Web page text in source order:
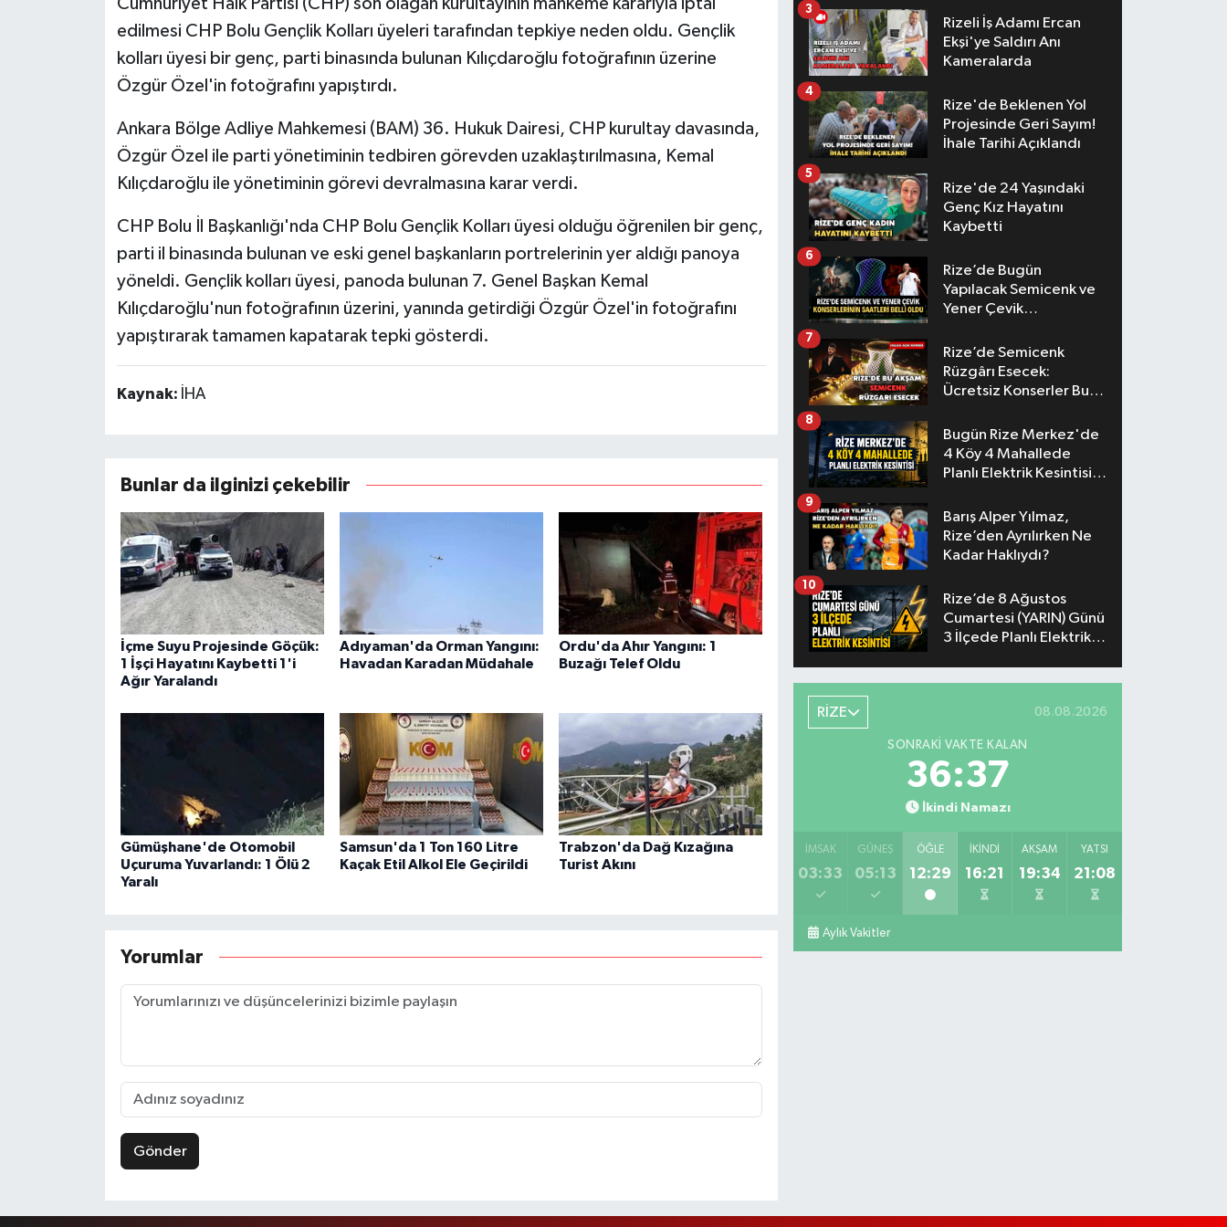
Cumhuriyet Halk Partisi (CHP) son olağan kurultayının mahkeme kararıyla iptal
edilmesi CHP Bolu Gençlik Kolları üyeleri tarafından tepkiye neden oldu. Gençlik
kolları üyesi bir genç, parti binasında bulunan Kılıçdaroğlu fotoğrafının üzerine
Özgür Özel'in fotoğrafını yapıştırdı.
Ankara Bölge Adliye Mahkemesi (BAM) 36. Hukuk Dairesi, CHP kurultay davasında,
Özgür Özel ile parti yönetiminin tedbiren görevden uzaklaştırılmasına, Kemal
Kılıçdaroğlu ile yönetiminin görevi devralmasına karar verdi.
CHP Bolu İl Başkanlığı'nda CHP Bolu Gençlik Kolları üyesi olduğu öğrenilen bir genç,
parti il binasında bulunan ve eski genel başkanların portrelerinin yer aldığı panoya
yöneldi. Gençlik kolları üyesi, panoda bulunan 7. Genel Başkan Kemal
Kılıçdaroğlu'nun fotoğrafının üzerini, yanında getirdiği Özgür Özel'in fotoğrafını
yapıştırarak tamamen kapatarak tepki gösterdi.
Kaynak: İHA
Bunlar da ilginizi çekebilir
İçme Suyu Projesinde Göçük:
1 İşçi Hayatını Kaybetti 1'i
Ağır Yaralandı
Adıyaman'da Orman Yangını:
Havadan Karadan Müdahale
Ordu'da Ahır Yangını: 1
Buzağı Telef Oldu
Gümüşhane'de Otomobil
Uçuruma Yuvarlandı: 1 Ölü 2
Yaralı
Samsun'da 1 Ton 160 Litre
Kaçak Etil Alkol Ele Geçirildi
Trabzon'da Dağ Kızağına
Turist Akını
Yorumlar
Gönder
Rizeli İş Adamı Ercan
Ekşi'ye Saldırı Anı
Kameralarda
3
Rize'de Beklenen Yol
Projesinde Geri Sayım!
İhale Tarihi Açıklandı
4
Rize'de 24 Yaşındaki
Genç Kız Hayatını
Kaybetti
5
Rize’de Bugün
Yapılacak Semicenk ve
Yener Çevik
Belli Oldu
6
Rize’de Semicenk
Rüzgârı Esecek:
Ücretsiz Konserler Bu
7
Bugün Rize Merkez'de
4 Köy 4 Mahallede
Planlı Elektrik Kesintisi
8
Barış Alper Yılmaz,
Rize’den Ayrılırken Ne
Kadar Haklıydı?
9
Rize’de 8 Ağustos
Cumartesi (YARIN) Günü
3 İlçede Planlı Elektrik
10
RİZE 08.08.2026
SONRAKI VAKTE KALAN
36:37
İkindi Namazı
İMSAK
03:33
GÜNEŞ
05:13
ÖĞLE
12:29
İKINDI
16:21
AKŞAM
19:34
YATSI
21:08
Aylık Vakitler